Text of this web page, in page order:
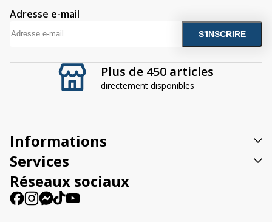
Plus de 450 articles
directement disponibles
Adresse e-mail
A
t
i
e
:
Informations
Services
Réseaux sociaux